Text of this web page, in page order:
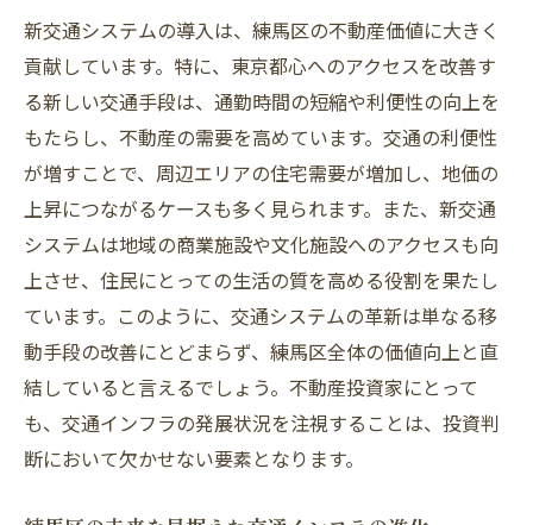
新交通システムの導入は、練馬区の不動産価値に大きく
貢献しています。特に、東京都心へのアクセスを改善す
る新しい交通手段は、通勤時間の短縮や利便性の向上を
もたらし、不動産の需要を高めています。交通の利便性
が増すことで、周辺エリアの住宅需要が増加し、地価の
上昇につながるケースも多く見られます。また、新交通
システムは地域の商業施設や文化施設へのアクセスも向
上させ、住民にとっての生活の質を高める役割を果たし
ています。このように、交通システムの革新は単なる移
動手段の改善にとどまらず、練馬区全体の価値向上と直
結していると言えるでしょう。不動産投資家にとって
も、交通インフラの発展状況を注視することは、投資判
断において欠かせない要素となります。